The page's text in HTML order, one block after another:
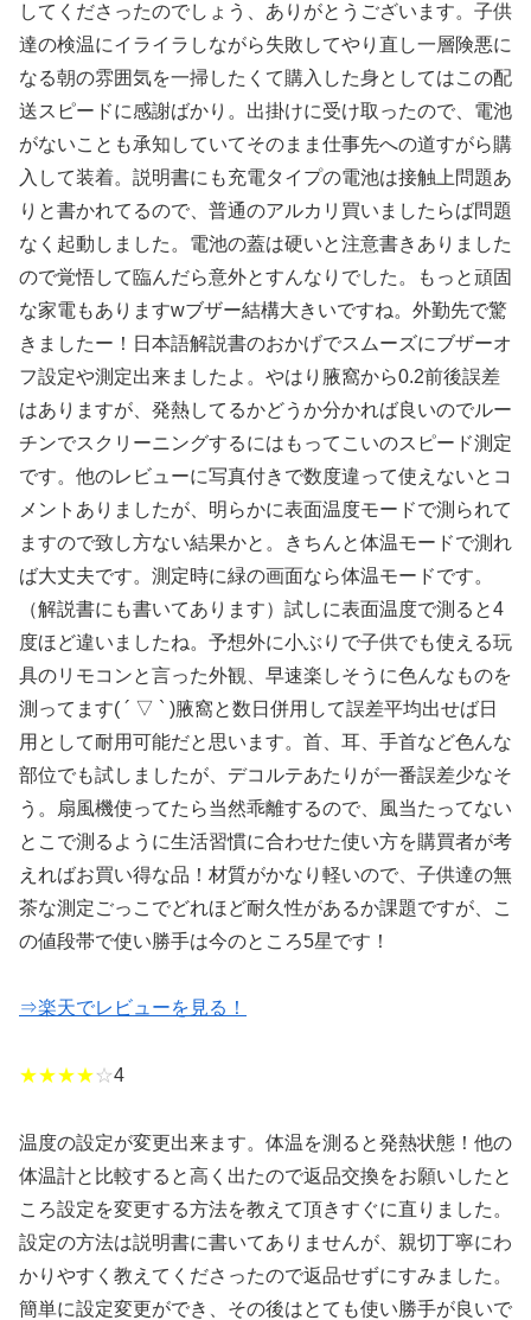
してくださったのでしょう、ありがとうございます。子供
達の検温にイライラしながら失敗してやり直し一層険悪に
なる朝の雰囲気を一掃したくて購入した身としてはこの配
送スピードに感謝ばかり。出掛けに受け取ったので、電池
がないことも承知していてそのまま仕事先への道すがら購
入して装着。説明書にも充電タイプの電池は接触上問題あ
りと書かれてるので、普通のアルカリ買いましたらば問題
なく起動しました。電池の蓋は硬いと注意書きありました
ので覚悟して臨んだら意外とすんなりでした。もっと頑固
な家電もありますwブザー結構大きいですね。外勤先で驚
きましたー！日本語解説書のおかげでスムーズにブザーオ
フ設定や測定出来ましたよ。やはり腋窩から0.2前後誤差
はありますが、発熱してるかどうか分かれば良いのでルー
チンでスクリーニングするにはもってこいのスピード測定
です。他のレビューに写真付きで数度違って使えないとコ
メントありましたが、明らかに表面温度モードで測られて
ますので致し方ない結果かと。きちんと体温モードで測れ
ば大丈夫です。測定時に緑の画面なら体温モードです。
（解説書にも書いてあります）試しに表面温度で測ると4
度ほど違いましたね。予想外に小ぶりで子供でも使える玩
具のリモコンと言った外観、早速楽しそうに色んなものを
測ってます( ´ ▽ ` )腋窩と数日併用して誤差平均出せば日
用として耐用可能だと思います。首、耳、手首など色んな
部位でも試しましたが、デコルテあたりが一番誤差少なそ
う。扇風機使ってたら当然乖離するので、風当たってない
とこで測るように生活習慣に合わせた使い方を購買者が考
えればお買い得な品！材質がかなり軽いので、子供達の無
茶な測定ごっこでどれほど耐久性があるか課題ですが、こ
の値段帯で使い勝手は今のところ5星です！
⇒楽天でレビューを見る！
★★★★☆4
温度の設定が変更出来ます。体温を測ると発熱状態！他の
体温計と比較すると高く出たので返品交換をお願いしたと
ころ設定を変更する方法を教えて頂きすぐに直りました。
設定の方法は説明書に書いてありませんが、親切丁寧にわ
かりやすく教えてくださったので返品せずにすみました。
簡単に設定変更ができ、その後はとても使い勝手が良いで